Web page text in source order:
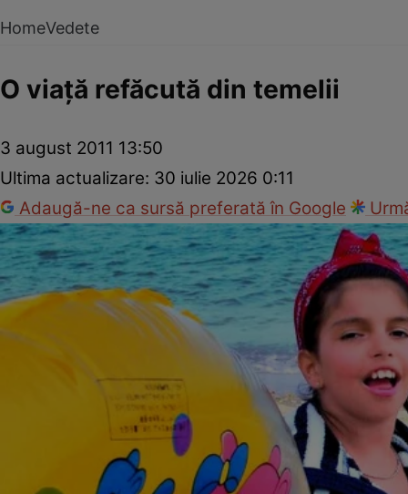
HomeVedete
O viaţă refăcută din temelii
3 august 2011 13:50
Ultima actualizare: 30 iulie 2026 0:11
Adaugă-ne ca sursă preferată în Google